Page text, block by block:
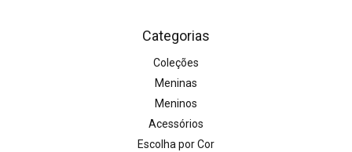
Categorias
Coleções
Meninas
Meninos
Acessórios
Escolha por Cor